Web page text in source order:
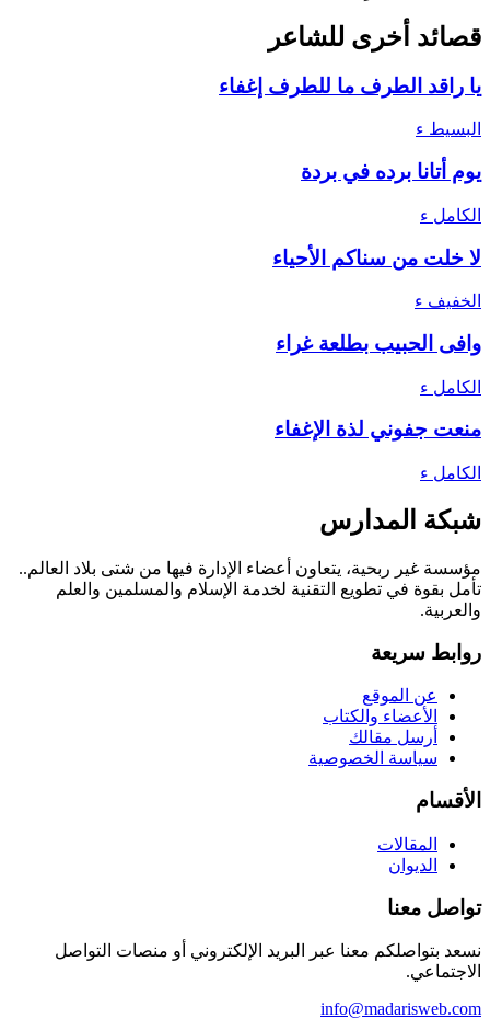
قصائد أخرى للشاعر
يا راقد الطرف ما للطرف إغفاء
البسيط ء
يوم أتانا برده في بردة
الكامل ء
لا خلت من سناكم الأحياء
الخفيف ء
وافى الحبيب بطلعة غراء
الكامل ء
منعت جفوني لذة الإغفاء
الكامل ء
شبكة المدارس
مؤسسة غير ربحية، يتعاون أعضاء الإدارة فيها من شتى بلاد العالم..
تأمل بقوة في تطويع التقنية لخدمة الإسلام والمسلمين والعلم
والعربية.
روابط سريعة
عن الموقع
الأعضاء والكتاب
أرسل مقالك
سياسة الخصوصية
الأقسام
المقالات
الديوان
تواصل معنا
نسعد بتواصلكم معنا عبر البريد الإلكتروني أو منصات التواصل
الاجتماعي.
info@madarisweb.com